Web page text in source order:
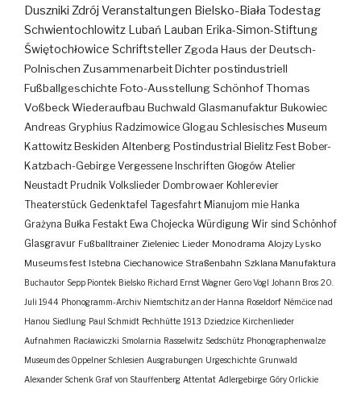
Duszniki Zdrój Veranstaltungen Bielsko-Biała Todestag
Schwientochlowitz Lubań Lauban Erika-Simon-Stiftung
Świętochłowice SchriftstellerZgoda Haus der Deutsch-
Polnischen ZusammenarbeitDichterpostindustriell
Fußballgeschichte Foto-AusstellungSchönhofThomas
VoßbeckWiederaufbau Buchwald Glasmanufaktur Bukowiec
Andreas Gryphius Radzimowice Glogau Schlesisches Museum
Kattowitz Beskiden Altenberg Postindustrial Bielitz Fest Bober-
Katzbach-Gebirge Vergessene Inschriften Głogów Atelier
Neustadt Prudnik Volkslieder Dombrowaer Kohlerevier
Theaterstück Gedenktafel Tagesfahrt Mianujom mie Hanka
Grażyna Bułka Festakt Ewa Chojecka Würdigung Wir sind Schönhof
Glasgravur Fußballtrainer Zieleniec Lieder Monodrama Alojzy Lysko
Museumsfest Istebna Ciechanowice Straßenbahn Szklana Manufaktura
Buchautor Sepp Piontek Bielsko Richard Ernst Wagner Gero Vogl Johann Bros 20.
Juli 1944 Phonogramm-Archiv Niemtschitz an der Hanna Roseldorf Némčice nad
Hanou Siedlung Paul Schmidt Pechhütte 1913 Dziedzice Kirchenlieder
Aufnahmen Racławiczki Smolarnia Rasselwitz Sedschütz Phonographenwalze
Museum des Oppelner Schlesien Ausgrabungen Urgeschichte Grunwald
Alexander Schenk Graf von Stauffenberg Attentat Adlergebirge Góry Orlickie